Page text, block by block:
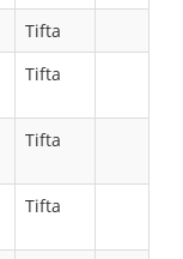
Tifta
Tifta
Tifta
Tifta